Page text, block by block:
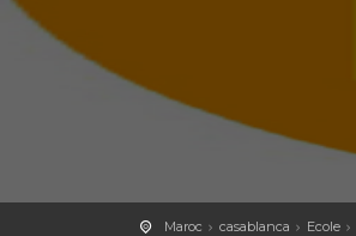
Maroc casablanca Ecole